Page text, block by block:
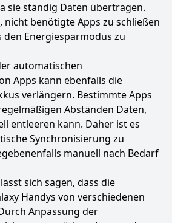
sie ständig Daten übertragen.
nicht benötigte Apps zu schließen
Energiesparmodus zu
automatischen
Apps kann ebenfalls die
verlängern. Bestimmte Apps
Abständen Daten,
entleeren kann. Daher ist es
Synchronisierung zu
manuell nach Bedarf
sich sagen, dass die
Handys von verschiedenen
Anpassung der